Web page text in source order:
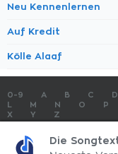
Neu Kennenlernen
Auf Kredit
Kölle Alaaf
0-9 A B C D
M N O P
X
Y Z
SONGTEXTE ABSCHICKEN
Die